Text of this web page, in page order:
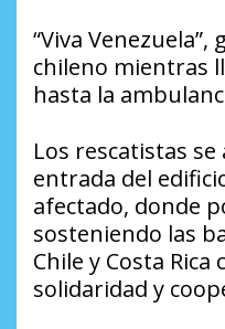
“Viva
chileno mientras
hasta la
Los rescatistas
entrada del
afectado, donde
sosteniendo las
Chile y Costa
solidaridad y